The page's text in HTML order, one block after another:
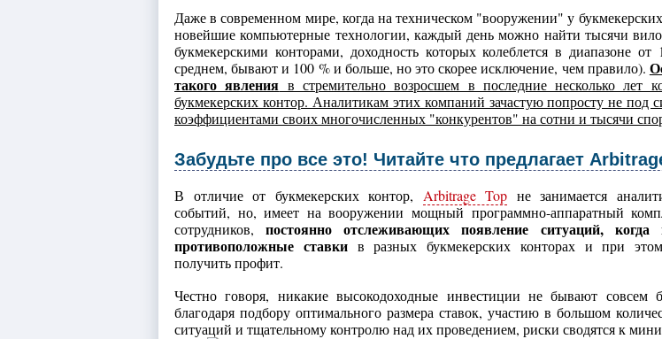
Даже в современном мире, когда на техническом "вооружении" у
новейшие компьютерные технологии, каждый день можно найти тысячи
букмекерскими конторами, доходность которых колеблется в диапазоне
среднем, бывают и 100 % и больше, но это скорее исключение, чем правило).
такого явления в стремительно возросшем в последние несколько лет
букмекерских контор. Аналитикам этих компаний зачастую попросту не под
коэффициентами своих многочисленных "конкурентов" на сотни и тысячи
Забудьте про все это! Читайте что предлагает
В отличие от букмекерских контор, Arbitrage Top не занимается
событий, но, имеет на вооружении мощный программно-аппаратный
сотрудников,постоянно отслеживающих появление ситуаций,
противоположные ставкив разных букмекерских конторах и при этом
получить профит.
Честно говоря, никакие высокодоходные инвестиции не бывают совсем
благодаря подбору оптимального размера ставок, участию в большом
ситуаций и тщательному контролю над их проведением, риски сводятся к